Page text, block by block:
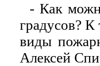
- Как
градусов?
виды
Алексей